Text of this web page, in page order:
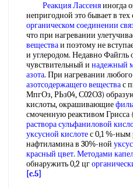
Реакция Лассеняиногда
непригодной это бывает в тех
органическом соединении
что при нагревании
веществаи поэтому не
и углеродом. Недавно Файгль
чувствительный и надежный
азота. При нагревании любого
азотсодержащего веществас
МпгОз, РЬз04, С02О3)
кислоты, окрашивающие
смоченную реактивом Грисса
раствора сульфаниловой
уксусной кислотес 0,1 %-ным
нафтиламина в 30%-ной
красный цвет. Методами
обнаружить 0,2 цг
[c.5]